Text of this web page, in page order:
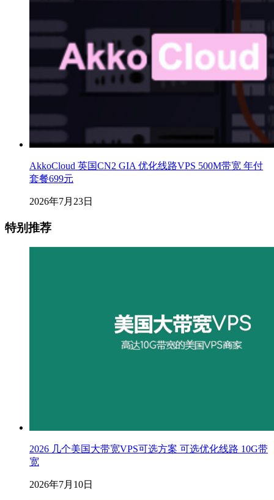
AkkoCloud 英国CN2 GIA 优化线路VPS 500M带宽 年付
套餐699元
2026年7月23日
特别推荐
2026 几个美国大带宽VPS可选方案 可选优化线路 10G带
宽
2026年7月10日